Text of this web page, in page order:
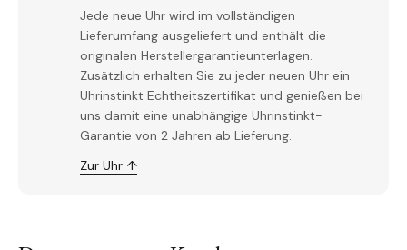
Jede neue Uhr wird im vollständigen
Lieferumfang ausgeliefert und enthält die
originalen Herstellergarantieunterlagen.
Zusätzlich erhalten Sie zu jeder neuen Uhr ein
Uhrinstinkt Echtheitszertifikat und genießen bei
uns damit eine unabhängige Uhrinstinkt-
Garantie von 2 Jahren ab Lieferung.
Zur Uhr ↑